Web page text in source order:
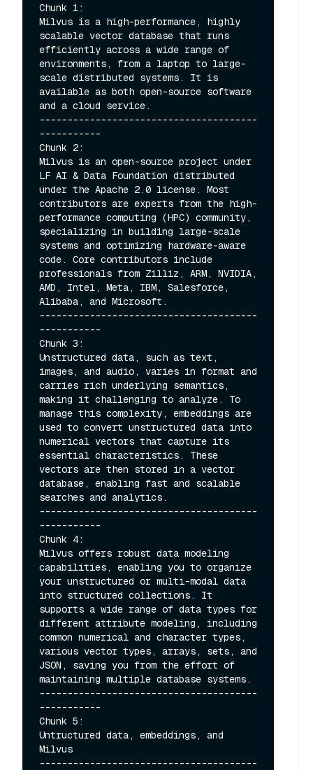
Chunk 1:
Milvus is a high-performance, highly
scalable vector database that runs
efficiently across a wide range of
environments, from a laptop to large-
scale distributed systems. It is
available as both open-source software
and a cloud service.
---------------------------------------
-----------
Chunk 2:
Milvus is an open-source project under
LF AI & Data Foundation distributed
under the Apache 2.0 license. Most
contributors are experts from the high-
performance computing (HPC) community,
specializing in building large-scale
systems and optimizing hardware-aware
code. Core contributors include
professionals from Zilliz, ARM, NVIDIA,
AMD, Intel, Meta, IBM, Salesforce,
Alibaba, and Microsoft.
---------------------------------------
-----------
Chunk 3:
Unstructured data, such as text,
images, and audio, varies in format and
carries rich underlying semantics,
making it challenging to analyze. To
manage this complexity, embeddings are
used to convert unstructured data into
numerical vectors that capture its
essential characteristics. These
vectors are then stored in a vector
database, enabling fast and scalable
searches and analytics.
---------------------------------------
-----------
Chunk 4:
Milvus offers robust data modeling
capabilities, enabling you to organize
your unstructured or multi-modal data
into structured collections. It
supports a wide range of data types for
different attribute modeling, including
common numerical and character types,
various vector types, arrays, sets, and
JSON, saving you from the effort of
maintaining multiple database systems.
---------------------------------------
-----------
Chunk 5:
Untructured data, embeddings, and
Milvus
---------------------------------------